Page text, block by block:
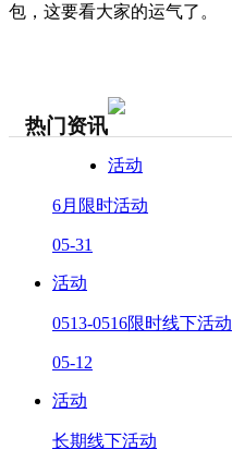
包，这要看大家的运气了。
热门资讯
活动
6月限时活动
05-31
活动
0513-0516限时线下活动
05-12
活动
长期线下活动